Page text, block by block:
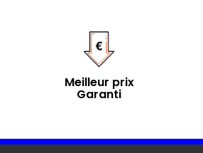
Meilleur prix
Garanti